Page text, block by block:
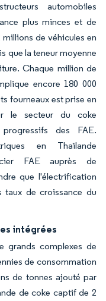
automobiles
plus minces et de
de véhicules en
que la teneur moyenne
Chaque million de
encore 180 000
fourneaux est prise en
le secteur du coke
des FAE.
en Thaïlande
FAE auprès de
que l'électrification
taux de croissance du
intégrées
grands complexes de
de consommation
de tonnes ajouté par
de coke captif de 2